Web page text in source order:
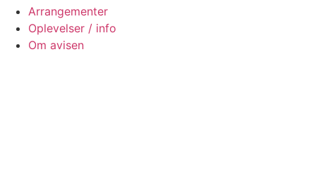
Arrangementer
Oplevelser / info
Om avisen